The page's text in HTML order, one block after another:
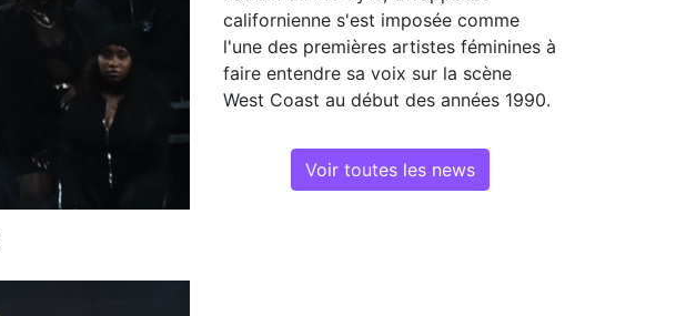
californienne s'est imposée comme
l'une des premières artistes féminines à
faire entendre sa voix sur la scène
West Coast au début des années 1990.
Voir toutes les news